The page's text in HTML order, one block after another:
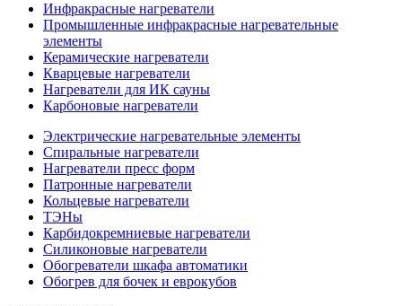
Инфракрасные нагреватели
Промышленные инфракрасные нагревательные
элементы
Керамические нагреватели
Кварцевые нагреватели
Нагреватели для ИК сауны
Карбоновые нагреватели
Электрические нагревательные элементы
Спиральные нагреватели
Нагреватели пресс форм
Патронные нагреватели
Кольцевые нагреватели
ТЭНы
Карбидокремниевые нагреватели
Силиконовые нагреватели
Обогреватели шкафа автоматики
Обогрев для бочек и еврокубов